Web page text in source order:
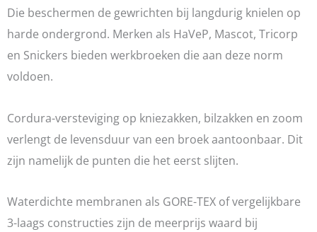
Die beschermen de gewrichten bij langdurig knielen op
harde ondergrond. Merken als HaVeP, Mascot, Tricorp
en Snickers bieden werkbroeken die aan deze norm
voldoen.
Cordura-versteviging op kniezakken, bilzakken en zoom
verlengt de levensduur van een broek aantoonbaar. Dit
zijn namelijk de punten die het eerst slijten.
Waterdichte membranen als GORE-TEX of vergelijkbare
3-laags constructies zijn de meerprijs waard bij